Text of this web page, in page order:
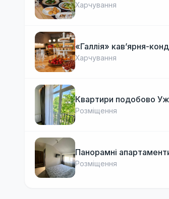
Харчування
«Галлія» кав’ярня-
Харчування
Квартири подобово
Розміщення
Панорамні
Розміщення